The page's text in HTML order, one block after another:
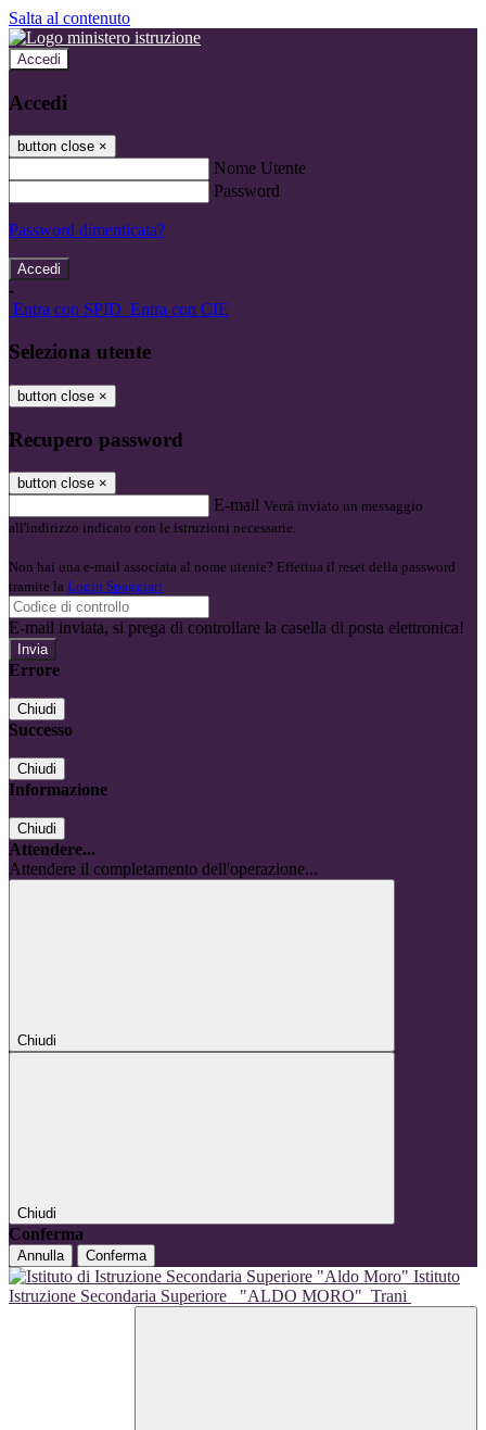
Salta al contenuto
Accedi
Accedi
button close ×
Nome Utente
Password
Password dimenticata?
-
Entra con SPID Entra con CIE
Seleziona utente
button close ×
Recupero password
button close ×
E-mail Verrà inviato un messaggio
all'indirizzo indicato con le istruzioni necessarie.
Non hai una e-mail associata al nome utente? Effettua il reset della password
tramite la Login Spaggiari
E-mail inviata, si prega di controllare la casella di posta elettronica!
Errore
Chiudi
Successo
Chiudi
Informazione
Chiudi
Attendere...
Attendere il completamento dell'operazione...
Chiudi
Chiudi
Conferma
Annulla Conferma
Istituto
Istruzione Secondaria Superiore
"ALDO MORO" Trani